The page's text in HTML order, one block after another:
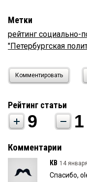
Метки
рейтинг социально-
"Петербургская
Комментировать
Рейтинг статьи
9 1
Комментарии
КВ 14
Спасибо,